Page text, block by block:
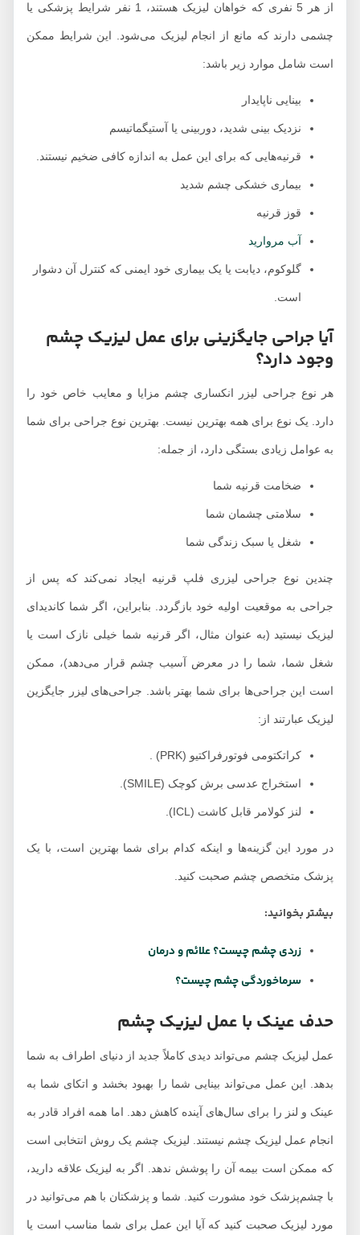
از هر 5 نفری که خواهان لیزیک هستند، 1 نفر شرایط پزشکی یا
چشمی دارند که مانع از انجام لیزیک می‌شود. این شرایط ممکن
است شامل موارد زیر باشد:
بینایی ناپایدار
نزدیک بینی شدید، دوربینی یا آستیگماتیسم
قرنیه‌هایی که برای این عمل به اندازه کافی ضخیم نیستند.
بیماری خشکی چشم شدید
قوز قرنیه
آب مروارید
گلوکوم، دیابت یا یک بیماری خود ایمنی که کنترل آن دشوار
است.
آیا جراحی جایگزینی برای عمل لیزیک چشم
وجود دارد؟
هر نوع جراحی لیزر انکساری چشم مزایا و معایب خاص خود را
دارد. یک نوع برای همه بهترین نیست. بهترین نوع جراحی برای شما
به عوامل زیادی بستگی دارد، از جمله:
ضخامت قرنیه شما
سلامتی چشمان شما
شغل یا سبک زندگی شما
چندین نوع جراحی لیزری فلپ قرنیه ایجاد نمی‌کند که پس از
جراحی به موقعیت اولیه خود بازگردد. بنابراین، اگر شما کاندیدای
لیزیک نیستید (به عنوان مثال، اگر قرنیه شما خیلی نازک است یا
شغل شما، شما را در معرض آسیب چشم قرار می‌دهد)، ممکن
است این جراحی‌ها برای شما بهتر باشد. جراحی‌های لیزر جایگزین
لیزیک عبارتند از:
کراتکتومی فوتورفراکتیو (PRK) .
استخراج عدسی برش کوچک (SMILE).
لنز کولامر قابل کاشت (ICL).
در مورد این گزینه‌ها و اینکه کدام برای شما بهترین است، با یک
پزشک متخصص چشم صحبت کنید.
بیشتر بخوانید:
زردی چشم چیست؟ علائم و درمان
سرماخوردگی چشم چیست؟
حدف عینک با عمل لیزیک چشم
عمل لیزیک چشم می‌تواند دیدی کاملاً جدید از دنیای اطراف به شما
بدهد. این عمل می‌تواند بینایی شما را بهبود بخشد و اتکای شما به
عینک و لنز را برای سال‌های آینده کاهش دهد. اما همه افراد قادر به
انجام عمل لیزیک چشم نیستند. لیزیک چشم یک روش انتخابی است
که ممکن است بیمه آن را پوشش ندهد. اگر به لیزیک علاقه دارید،
با چشم‌پزشک خود مشورت کنید. شما و پزشکتان با هم می‌توانید در
مورد لیزیک صحبت کنید که آیا این عمل برای شما مناسب است یا